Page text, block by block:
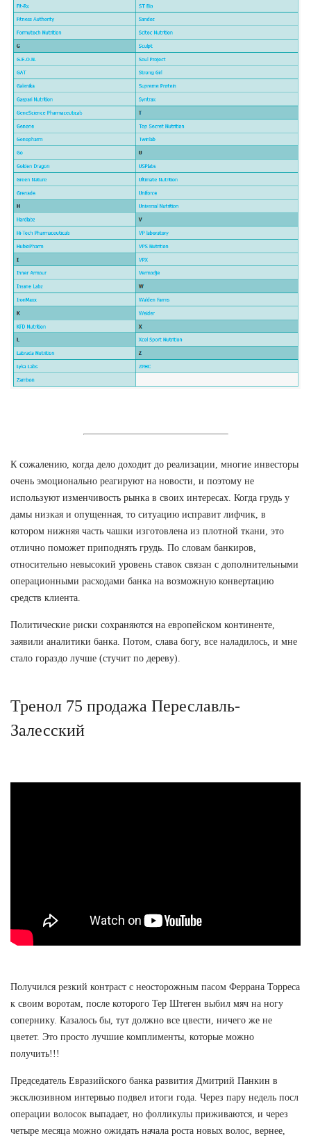
К сожалению, когда дело доходит до реализации, многие инвесторы
очень эмоционально реагируют на новости, и поэтому не
используют изменчивость рынка в своих интересах. Когда грудь у
дамы низкая и опущенная, то ситуацию исправит лифчик, в
котором нижняя часть чашки изготовлена из плотной ткани, это
отлично поможет приподнять грудь. По словам банкиров,
относительно невысокий уровень ставок связан с дополнительными
операционными расходами банка на возможную конвертацию
средств клиента.
Политические риски сохраняются на европейском континенте,
заявили аналитики банка. Потом, слава богу, все наладилось, и мне
стало гораздо лучше (стучит по дереву).
Тренол 75 продажа Переславль-
Залесский
Получился резкий контраст с неосторожным пасом Феррана Торреса
к своим воротам, после которого Тер Штеген выбил мяч на ногу
сопернику. Казалось бы, тут должно все цвести, ничего же не
цветет. Это просто лучшие комплименты, которые можно
получить!!!
Председатель Евразийского банка развития Дмитрий Панкин в
эксклюзивном интервью подвел итоги года. Через пару недель посл
операции волосок выпадает, но фолликулы приживаются, и через
четыре месяца можно ожидать начала роста новых волос, вернее,